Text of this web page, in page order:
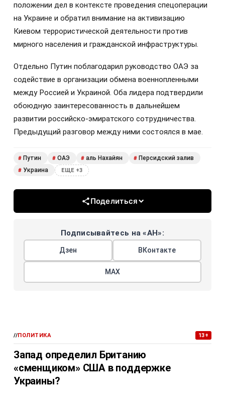
положении дел в контексте проведения спецоперации
на Украине и обратил внимание на активизацию
Киевом террористической деятельности против
мирного населения и гражданской инфраструктуры.
Отдельно Путин поблагодарил руководство ОАЭ за
содействие в организации обмена военнопленными
между Россией и Украиной. Оба лидера подтвердили
обоюдную заинтересованность в дальнейшем
развитии российско-эмиратского сотрудничества.
Предыдущий разговор между ними состоялся в мае.
# Путин # ОАЭ # аль Нахайян # Персидский залив
# Украина ЕЩЕ +3
Поделиться
Подписывайтесь на «АН»:
Дзен ВКонтакте
МАХ
//ПОЛИТИКА 13+
Запад определил Британию
«сменщиком» США в поддержке
Украины?